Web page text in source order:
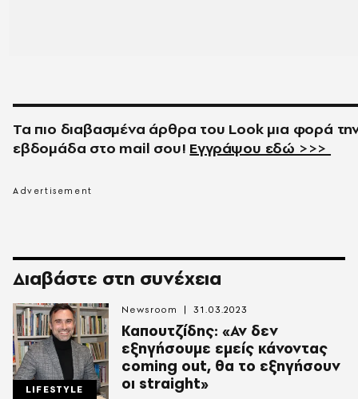
Τα πιο διαβασμένα άρθρα του Look μια φορά
εβδομάδα στο mail σου! Εγγράψου εδώ >>>
Διαβάστε στη συνέχεια
LIFESTYLE
Καπουτζίδης: «Αν δεν
εξηγήσουμε εμείς κάνοντας
coming out, θα το εξηγήσουν
οι straight»
Newsroom 31.03.2023